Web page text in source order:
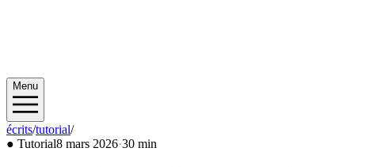
Menu
écrits/tutorial/2026/03
● Tutorial8 mars 2026·30 min